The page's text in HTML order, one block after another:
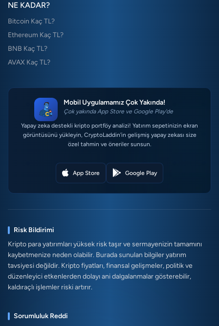
NE KADAR?
Bitcoin Kaç TL?
Ethereum Kaç TL?
BNB Kaç TL?
AVAX Kaç TL?
Mobil Uygulamamız Çok Yakında!
Çok yakında App Store ve Google Play'de
Yapay zeka destekli kripto portföy analizi! Yatırım sepetinizin ekran
görüntüsünü yükleyin, CryptoLaddin'in gelişmiş yapay zekası size
özel tahmin ve öneriler sunsun.
App Store Google Play
Risk Bildirimi
Kripto para yatırımları yüksek risk taşır ve sermayenizin tamamını
kaybetmenize neden olabilir. Burada sunulan bilgiler yatırım
tavsiyesi değildir. Kripto fiyatları, finansal gelişmeler, politik ve
düzenleyici etkenlerden dolayı ani dalgalanmalar gösterebilir,
kaldıraçlı işlemler riski artırır.
Sorumluluk Reddi